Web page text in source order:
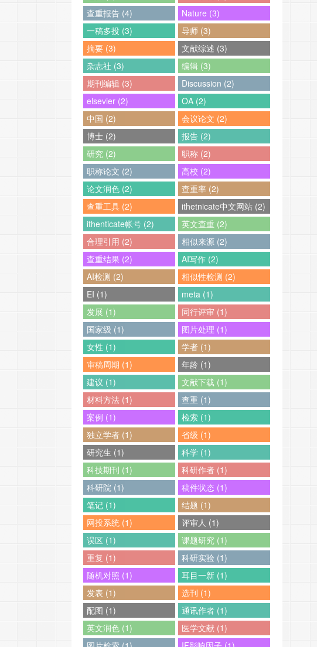
查重报告 (4)
Nature (3)
一稿多投 (3)
导师 (3)
摘要 (3)
文献综述 (3)
杂志社 (3)
编辑 (3)
期刊编辑 (3)
Discussion (2)
elsevier (2)
OA (2)
中国 (2)
会议论文 (2)
博士 (2)
报告 (2)
研究 (2)
职称 (2)
职称论文 (2)
高校 (2)
论文润色 (2)
查重率 (2)
查重工具 (2)
ithetnicate中文网站 (2)
ithenticate帐号 (2)
英文查重 (2)
合理引用 (2)
相似来源 (2)
查重结果 (2)
AI写作 (2)
AI检测 (2)
相似性检测 (2)
EI (1)
meta (1)
发展 (1)
同行评审 (1)
国家级 (1)
图片处理 (1)
女性 (1)
学者 (1)
审稿周期 (1)
年龄 (1)
建议 (1)
文献下载 (1)
材料方法 (1)
查重 (1)
案例 (1)
检索 (1)
独立学者 (1)
省级 (1)
研究生 (1)
科学 (1)
科技期刊 (1)
科研作者 (1)
科研院 (1)
稿件状态 (1)
笔记 (1)
结题 (1)
网投系统 (1)
评审人 (1)
误区 (1)
课题研究 (1)
重复 (1)
科研实验 (1)
随机对照 (1)
耳目一新 (1)
发表 (1)
选刊 (1)
配图 (1)
通讯作者 (1)
英文润色 (1)
医学文献 (1)